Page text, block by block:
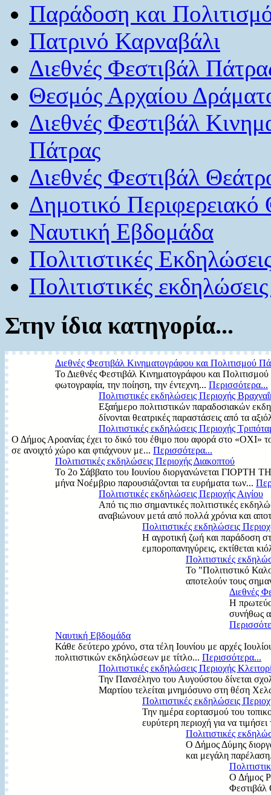
Παράδοση και
Πατρινό Καρναβάλι
Διεθνές Φεστιβάλ
Θεσμός Αρχαίου
Διεθνές Φεστιβάλ
Πάτρας
Διεθνές Φεστιβάλ
Δημοτικό
Ναυτική Εβδομάδα
Πολιτιστικές
Πολιτιστικές
Στην ίδια κατηγορία...
Διεθνές Φεστιβάλ Κινηματογράφου και Πολιτισμού
Το Διεθνές Φεστιβάλ Κινηματογράφου και
φωτογραφία, την ποίηση, την έντεχνη... Περισσότερα...
Πολιτιστικές εκδηλώσεις Περιοχής
Εξαήμερο πολιτιστικών παραδοσιακών
δίνονται θεατρικές παραστάσεις από τα
Πολιτιστικές εκδηλώσεις Περιοχής
Ο Δήμος Αροανίας έχει το δικό του έθιμο που αφορά στο «ΟΧΙ»
σε ανοιχτό χώρο και φτιάχνουν με... Περισσότερα...
Πολιτιστικές εκδηλώσεις Περιοχής Διακοπτού
Το 2ο Σάββατο του Ιουνίου διοργανώνεται ΓΙΟΡΤΗ
μήνα Νοέμβριο παρουσιάζονται τα ευρήματα των...
Πολιτιστικές εκδηλώσεις Περιοχής Αιγίου
Από τις πιο σημαντικές πολιτιστικές
αναβιώνουν μετά από πολλά χρόνια και
Πολιτιστικές εκδηλώσεις
Η αγροτική ζωή και παράδοση
εμποροπανηγύρεις, εκτίθεται
Πολιτιστικές
Το "Πολιτιστικό
αποτελούν τους
Διεθνές
Η
συνήθως
Ναυτική Εβδομάδα
Κάθε δεύτερο χρόνο, στα τέλη Ιουνίου με αρχές
πολιτιστικών εκδηλώσεων με τίτλο... Περισσότερα...
Πολιτιστικές εκδηλώσεις Περιοχής
Την Πανσέληνο του Αυγούστου δίνεται
Μαρτίου τελείται μνημόσυνο στη θέση
Πολιτιστικές εκδηλώσεις
Την ημέρα εορτασμού του
ευρύτερη περιοχή για να
Πολιτιστικές
Ο Δήμος Δύμης
και μεγάλη
Ο Δήμος
Φεστιβάλ